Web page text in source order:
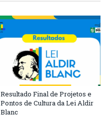
Resultado Final de Projetos e
Pontos de Cultura da Lei Aldir
Blanc